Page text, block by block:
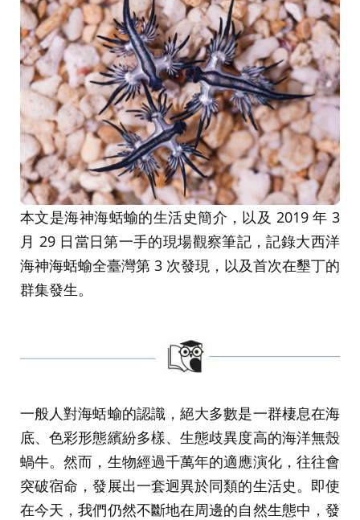
本文是海神海蛞蝓的生活史簡介，以及 2019 年 3
月 29 日當日第一手的現場觀察筆記，記錄大西洋
海神海蛞蝓全臺灣第 3 次發現，以及首次在墾丁的
群集發生。
一般人對海蛞蝓的認識，絕大多數是一群棲息在海
底、色彩形態繽紛多樣、生態歧異度高的海洋無殼
蝸牛。然而，生物經過千萬年的適應演化，往往會
突破宿命，發展出一套迥異於同類的生活史。即使
在今天，我們仍然不斷地在周邊的自然生態中，發